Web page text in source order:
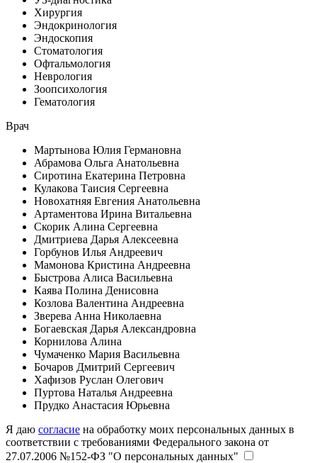
Хирургия
Эндокринология
Эндоскопия
Стоматология
Офтальмология
Неврология
Зоопсихология
Гематология
Врач
Мартынова Юлия Германовна
Абрамова Ольга Анатольевна
Сиротина Екатерина Петровна
Кулакова Таисия Сергеевна
Новохатняя Евгения Анатольевна
Артаментова Ирина Витальевна
Скорик Алина Сергеевна
Дмитриева Дарья Алексеевна
Горбунов Илья Андреевич
Мамонова Кристина Андреевна
Быстрова Алиса Васильевна
Каява Полина Денисовна
Козлова Валентина Андреевна
Зверева Анна Николаевна
Богаевская Дарья Александровна
Корнилова Алина
Чумаченко Мария Васильевна
Бочаров Дмитрий Сергеевич
Хафизов Руслан Олегович
Пуртова Наталья Андреевна
Прудко Анастасия Юрьевна
Я даю согласие на обработку моих персональных данных в
соответствии с требованиями Федерального закона от
27.07.2006 №152-ФЗ "О персональных данных"